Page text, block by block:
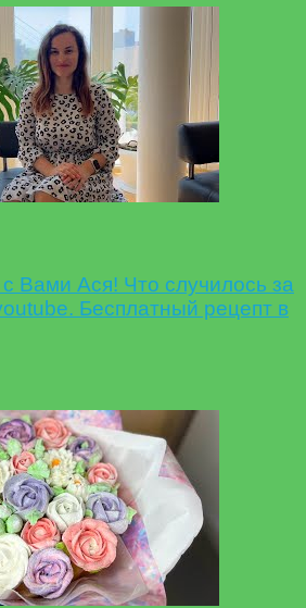
Вами Ася! Что случилось за
Бесплатный рецепт в